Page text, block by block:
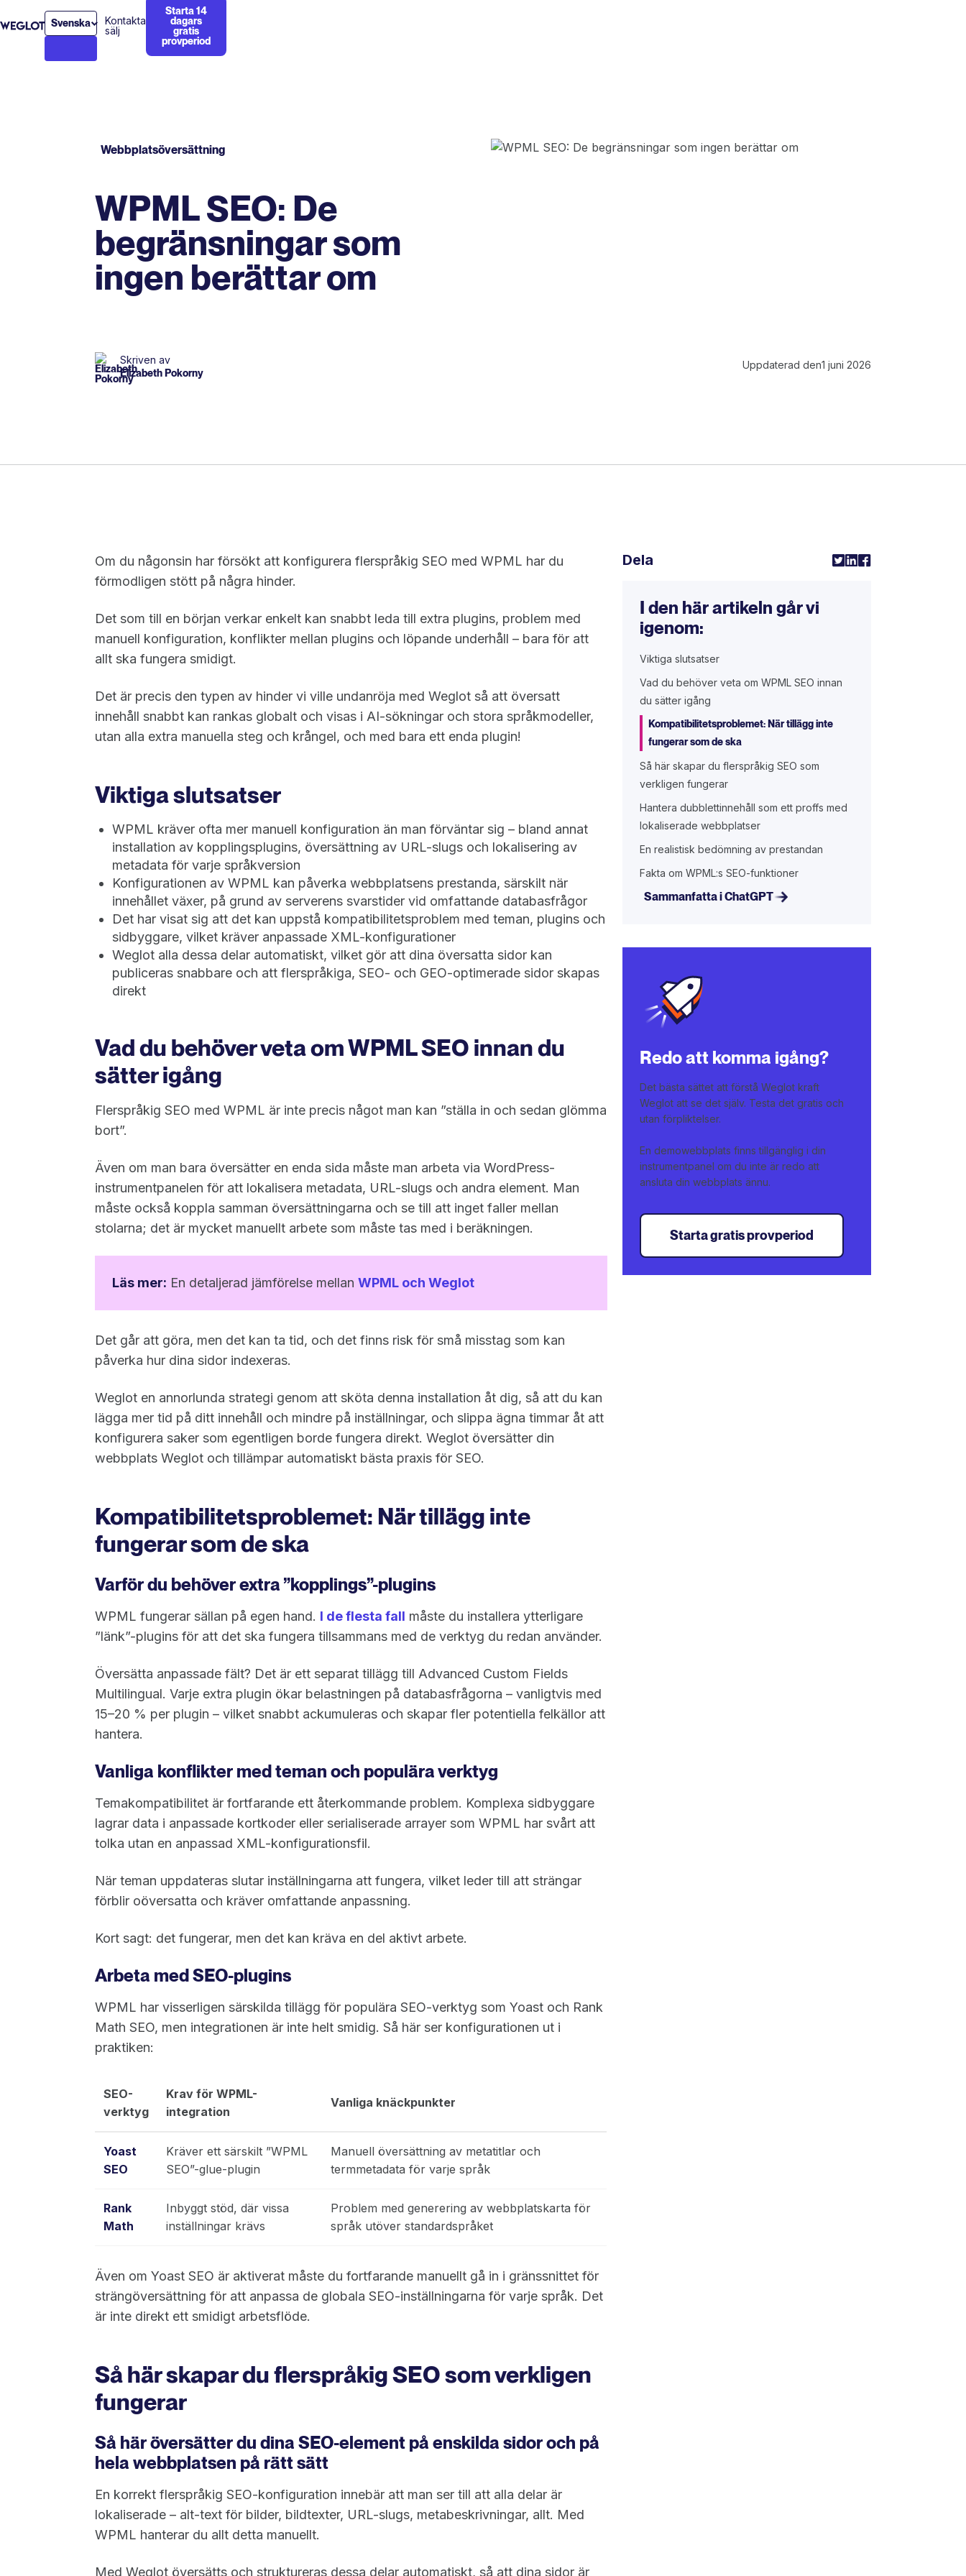
Svenska
Kontakta
sälj
Starta 14
dagars
gratis
provperiod
Webbplatsöversättning
WPML SEO: De
begränsningar som
ingen berättar om
Skriven av
Elizabeth Pokorny
Uppdaterad den1 juni 2026
Om du någonsin har försökt att konfigurera flerspråkig SEO med WPML har du
förmodligen stött på några hinder.
Det som till en början verkar enkelt kan snabbt leda till extra plugins, problem med
manuell konfiguration, konflikter mellan plugins och löpande underhåll – bara för att
allt ska fungera smidigt.
Det är precis den typen av hinder vi ville undanröja med Weglot så att översatt
innehåll snabbt kan rankas globalt och visas i AI-sökningar och stora språkmodeller,
utan alla extra manuella steg och krångel, och med bara ett enda plugin!
Viktiga slutsatser
WPML kräver ofta mer manuell konfiguration än man förväntar sig – bland annat
installation av kopplingsplugins, översättning av URL-slugs och lokalisering av
metadata för varje språkversion
Konfigurationen av WPML kan påverka webbplatsens prestanda, särskilt när
innehållet växer, på grund av serverens svarstider vid omfattande databasfrågor
Det har visat sig att det kan uppstå kompatibilitetsproblem med teman, plugins och
sidbyggare, vilket kräver anpassade XML-konfigurationer
Weglot alla dessa delar automatiskt, vilket gör att dina översatta sidor kan
publiceras snabbare och att flerspråkiga, SEO- och GEO-optimerade sidor skapas
direkt
Vad du behöver veta om WPML SEO innan du
sätter igång
Flerspråkig SEO med WPML är inte precis något man kan ”ställa in och sedan glömma
bort”.
Även om man bara översätter en enda sida måste man arbeta via WordPress-
instrumentpanelen för att lokalisera metadata, URL-slugs och andra element. Man
måste också koppla samman översättningarna och se till att inget faller mellan
stolarna; det är mycket manuellt arbete som måste tas med i beräkningen.
Läs mer: En detaljerad jämförelse mellan WPML och Weglot
Det går att göra, men det kan ta tid, och det finns risk för små misstag som kan
påverka hur dina sidor indexeras.
Weglot en annorlunda strategi genom att sköta denna installation åt dig, så att du kan
lägga mer tid på ditt innehåll och mindre på inställningar, och slippa ägna timmar åt att
konfigurera saker som egentligen borde fungera direkt. Weglot översätter din
webbplats Weglot och tillämpar automatiskt bästa praxis för SEO.
Kompatibilitetsproblemet: När tillägg inte
fungerar som de ska
Varför du behöver extra ”kopplings”-plugins
WPML fungerar sällan på egen hand. I de flesta fall måste du installera ytterligare
”länk”-plugins för att det ska fungera tillsammans med de verktyg du redan använder.
Översätta anpassade fält? Det är ett separat tillägg till Advanced Custom Fields
Multilingual. Varje extra plugin ökar belastningen på databasfrågorna – vanligtvis med
15–20 % per plugin – vilket snabbt ackumuleras och skapar fler potentiella felkällor att
hantera.
Vanliga konflikter med teman och populära verktyg
Temakompatibilitet är fortfarande ett återkommande problem. Komplexa sidbyggare
lagrar data i anpassade kortkoder eller serialiserade arrayer som WPML har svårt att
tolka utan en anpassad XML-konfigurationsfil.
När teman uppdateras slutar inställningarna att fungera, vilket leder till att strängar
förblir oöversatta och kräver omfattande anpassning.
Kort sagt: det fungerar, men det kan kräva en del aktivt arbete.
Arbeta med SEO-plugins
WPML har visserligen särskilda tillägg för populära SEO-verktyg som Yoast och Rank
Math SEO, men integrationen är inte helt smidig. Så här ser konfigurationen ut i
praktiken:
SEO-
verktyg
Krav för WPML-
integration
Vanliga knäckpunkter
Yoast
SEO
Kräver ett särskilt ”WPML
SEO”-glue-plugin
Manuell översättning av metatitlar och
termmetadata för varje språk
Rank
Math
Inbyggt stöd, där vissa
inställningar krävs
Problem med generering av webbplatskarta för
språk utöver standardspråket
Även om Yoast SEO är aktiverat måste du fortfarande manuellt gå in i gränssnittet för
strängöversättning för att anpassa de globala SEO-inställningarna för varje språk. Det
är inte direkt ett smidigt arbetsflöde.
Så här skapar du flerspråkig SEO som verkligen
fungerar
Så här översätter du dina SEO-element på enskilda sidor och på
hela webbplatsen på rätt sätt
En korrekt flerspråkig SEO-konfiguration innebär att man ser till att alla delar är
lokaliserade – alt-text för bilder, bildtexter, URL-slugs, metabeskrivningar, allt. Med
WPML hanterar du allt detta manuellt.
Med Weglot översätts och struktureras dessa delar automatiskt, så att dina sidor är
Dela
I den här artikeln går vi
igenom:
Viktiga slutsatser
Vad du behöver veta om WPML SEO innan
du sätter igång
Kompatibilitetsproblemet: När tillägg inte
fungerar som de ska
Så här skapar du flerspråkig SEO som
verkligen fungerar
Hantera dubblettinnehåll som ett proffs med
lokaliserade webbplatser
En realistisk bedömning av prestandan
Fakta om WPML:s SEO-funktioner
Sammanfatta i ChatGPT
Redo att komma igång?
Det bästa sättet att förstå Weglot kraft
Weglot att se det själv. Testa det gratis och
utan förpliktelser.
En demowebbplats finns tillgänglig i din
instrumentpanel om du inte är redo att
ansluta din webbplats ännu.
Starta gratis provperiod